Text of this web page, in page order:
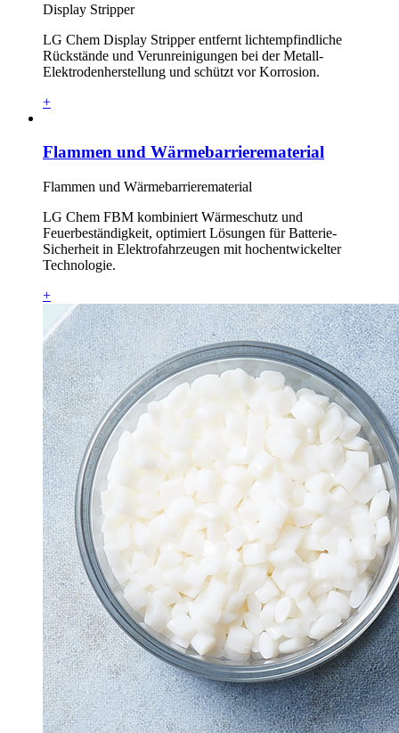
Display Stripper
LG Chem Display Stripper entfernt lichtempfindliche
Rückstände und Verunreinigungen bei der Metall-
Elektrodenherstellung und schützt vor Korrosion.
+
Flammen und Wärmebarrierematerial
Flammen und Wärmebarrierematerial
LG Chem FBM kombiniert Wärmeschutz und
Feuerbeständigkeit, optimiert Lösungen für Batterie-
Sicherheit in Elektrofahrzeugen mit hochentwickelter
Technologie.
+